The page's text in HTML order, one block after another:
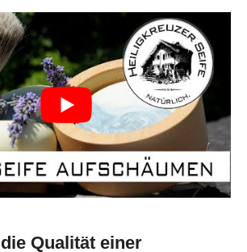
Qualität einer